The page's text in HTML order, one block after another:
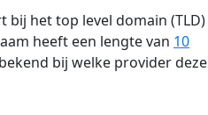
bij het top level domain (TLD)
heeft een lengte van 10
bij welke provider deze